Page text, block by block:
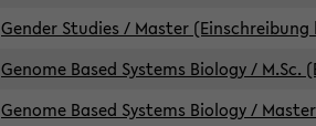
Gender Studies / Master (Einschreibung
Genome Based Systems Biology / M.Sc.
Genome Based Systems Biology /